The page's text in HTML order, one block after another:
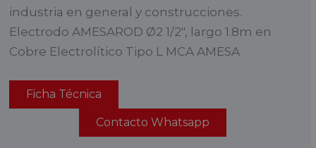
industria en general y construcciones.
Electrodo AMESAROD Ø2 1/2″, largo 1.8m en
Cobre Electrolítico Tipo L MCA AMESA
Ficha Técnica
Contacto Whatsapp